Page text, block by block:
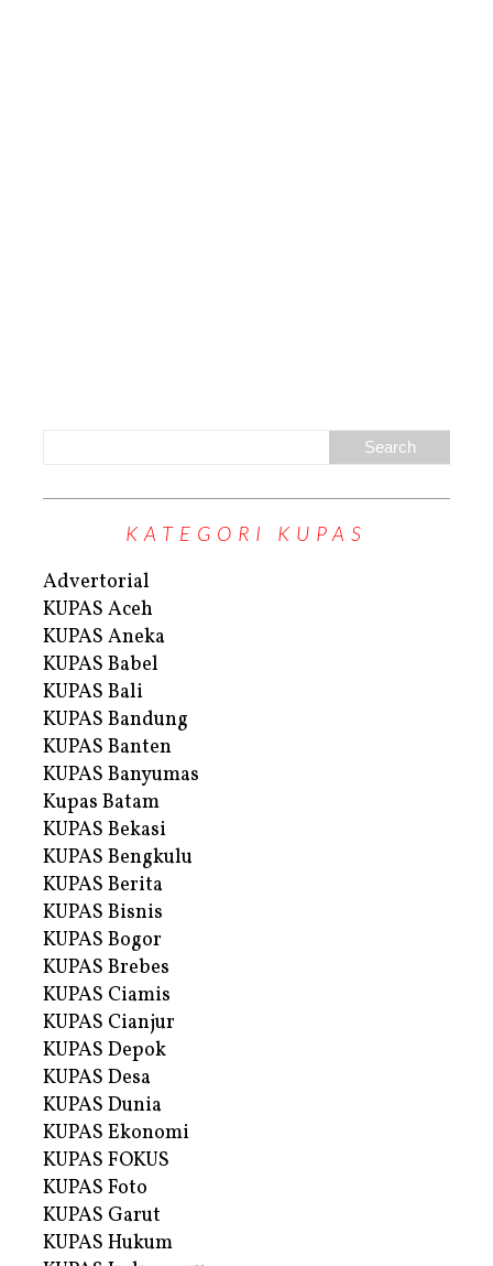
KATEGORI KUPAS
Advertorial
KUPAS Aceh
KUPAS Aneka
KUPAS Babel
KUPAS Bali
KUPAS Bandung
KUPAS Banten
KUPAS Banyumas
Kupas Batam
KUPAS Bekasi
KUPAS Bengkulu
KUPAS Berita
KUPAS Bisnis
KUPAS Bogor
KUPAS Brebes
KUPAS Ciamis
KUPAS Cianjur
KUPAS Depok
KUPAS Desa
KUPAS Dunia
KUPAS Ekonomi
KUPAS FOKUS
KUPAS Foto
KUPAS Garut
KUPAS Hukum